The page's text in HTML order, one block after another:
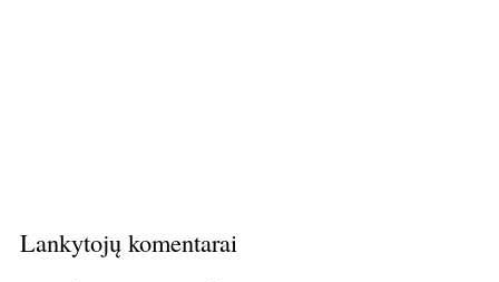
Lankytojų komentarai